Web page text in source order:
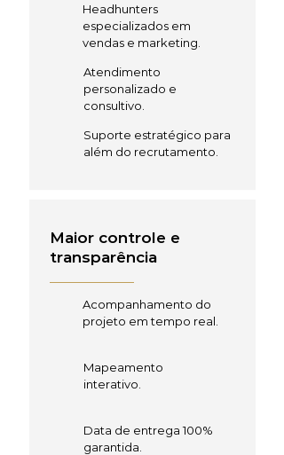
Headhunters
especializados em
vendas e marketing.
Atendimento
personalizado e
consultivo.
Suporte estratégico para
além do recrutamento.
Maior controle e
transparência
Acompanhamento do
projeto em tempo real.
Mapeamento
interativo.
Data de entrega 100%
garantida.